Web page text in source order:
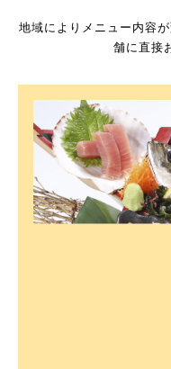
地域によりメニュー内容
舗に直接